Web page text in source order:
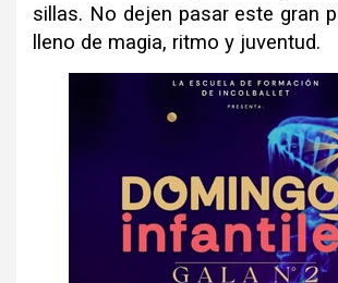
sillas. No dejen pasar este gran
lleno de magia, ritmo y juventud.